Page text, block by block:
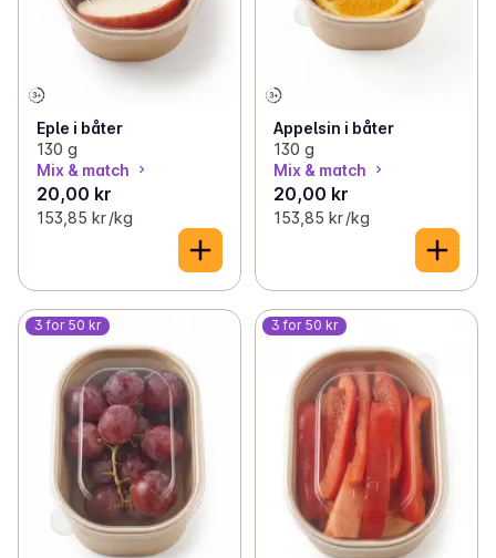
Eple i båter
130 g
Mix & match
20,00 kr
153,85 kr /kg
Appelsin i båter
130 g
Mix & match
20,00 kr
153,85 kr /kg
3 for 50 kr 3 for 50 kr